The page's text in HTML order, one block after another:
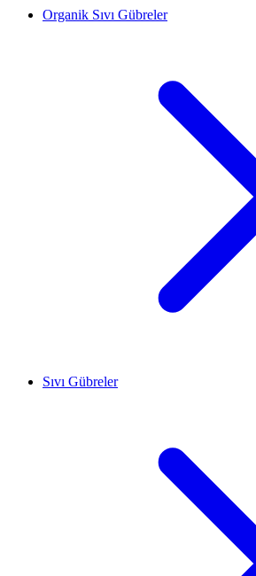
Organik Sıvı Gübreler
Sıvı Gübreler